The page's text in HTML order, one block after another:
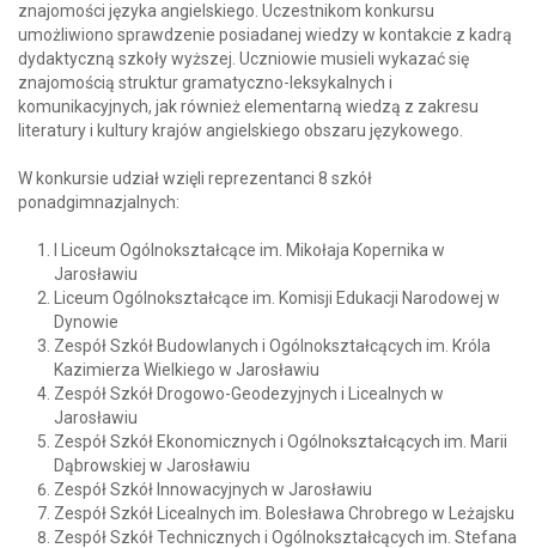
znajomości języka angielskiego. Uczestnikom konkursu
umożliwiono sprawdzenie posiadanej wiedzy w kontakcie z kadrą
dydaktyczną szkoły wyższej. Uczniowie musieli wykazać się
znajomością struktur gramatyczno-leksykalnych i
komunikacyjnych, jak również elementarną wiedzą z zakresu
literatury i kultury krajów angielskiego obszaru językowego.
W konkursie udział wzięli reprezentanci 8 szkół
ponadgimnazjalnych:
I Liceum Ogólnokształcące im. Mikołaja Kopernika w
Jarosławiu
Liceum Ogólnokształcące im. Komisji Edukacji Narodowej w
Dynowie
Zespół Szkół Budowlanych i Ogólnokształcących im. Króla
Kazimierza Wielkiego w Jarosławiu
Zespół Szkół Drogowo-Geodezyjnych i Licealnych w
Jarosławiu
Zespół Szkół Ekonomicznych i Ogólnokształcących im. Marii
Dąbrowskiej w Jarosławiu
Zespół Szkół Innowacyjnych w Jarosławiu
Zespół Szkół Licealnych im. Bolesława Chrobrego w Leżajsku
Zespół Szkół Technicznych i Ogólnokształcących im. Stefana